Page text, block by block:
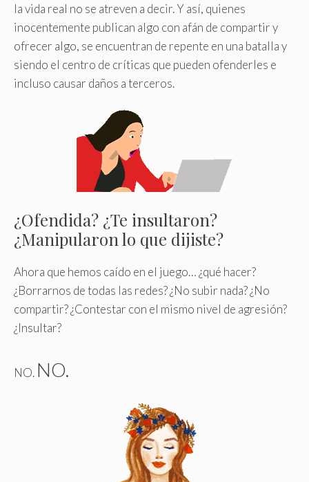
la vida real no se atreven a decir. Y así, quienes
inocentemente publican algo con afán de compartir y
ofrecer algo, se encuentran de repente en una batalla y
siendo el centro de críticas que pueden ofenderles e
incluso causar daños a terceros.
¿Ofendida? ¿Te insultaron?
¿Manipularon lo que dijiste?
Ahora que hemos caído en el juego… ¿qué hacer?
¿Borrarnos de todas las redes? ¿No subir nada? ¿No
compartir? ¿Contestar con el mismo nivel de agresión?
¿Insultar?
NO. NO.